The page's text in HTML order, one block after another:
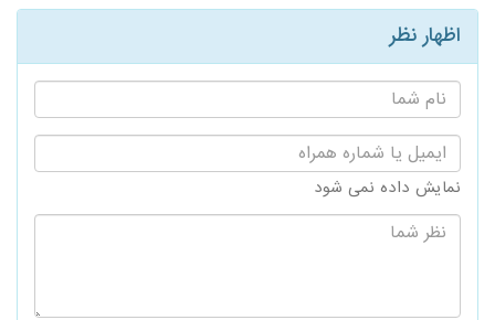
اظهار نظر
نام
شما:
ایمیل
شماره
همراه:
نمایش داده نمی شود
نظر